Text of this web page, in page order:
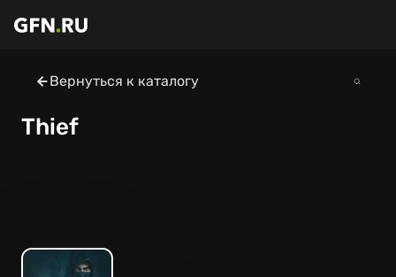
Вернуться к каталогу
Thief